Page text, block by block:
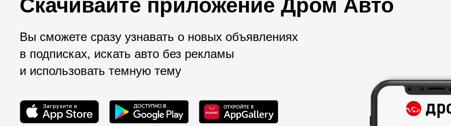
Скачивайте приложение Дром Авто
Вы сможете сразу узнавать о новых объявлениях
в подписках, искать авто без рекламы
и использовать темную тему